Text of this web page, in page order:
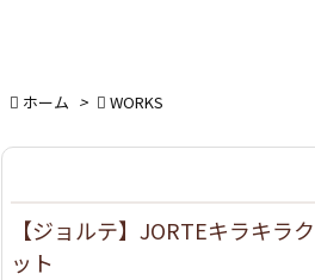
 ホーム >  WORKS
【ジョルテ】JORTEキラキラ
ット